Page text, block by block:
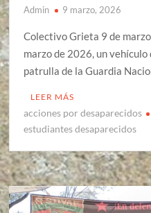
Admin 9 marzo, 2026
Colectivo Grieta 9 de
marzo de 2026, un
patrulla de la Guardia
LEER MÁS
acciones por desaparecidos
estudiantes desaparecidos